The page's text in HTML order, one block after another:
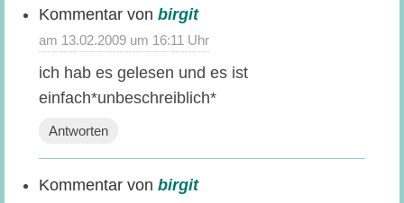
birgit
13.02.2009 um 16:11 Uhr
ich hab es gelesen und es ist
einfach*unbeschreiblich*
Antworten
birgit